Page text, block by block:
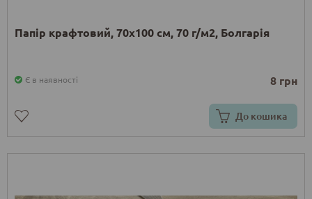
Папір крафтовий, 70х100 см, 70 г/м2, Болгарія
Є в наявності 8 грн
До кошика